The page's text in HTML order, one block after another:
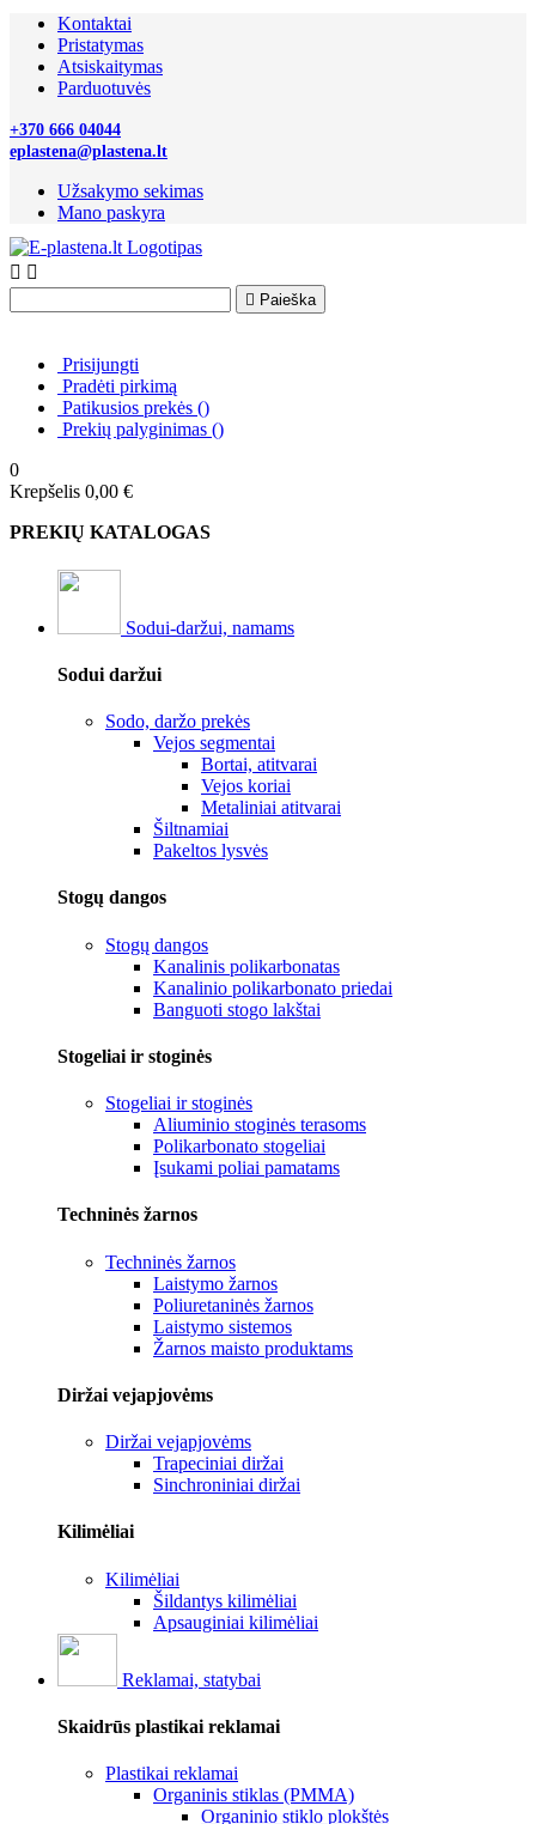
Kontaktai
Pristatymas
Atsiskaitymas
Parduotuvės
+370 666 04044
eplastena@plastena.lt
Užsakymo sekimas
Mano paskyra
 
 Paieška
Prisijungti
Pradėti pirkimą
Patikusios prekės ()
Prekių palyginimas ()
0
Krepšelis 0,00 €
PREKIŲ KATALOGAS
Sodui-daržui, namams
Sodui daržui
Sodo, daržo prekės
Vejos segmentai
Bortai, atitvarai
Vejos koriai
Metaliniai atitvarai
Šiltnamiai
Pakeltos lysvės
Stogų dangos
Stogų dangos
Kanalinis polikarbonatas
Kanalinio polikarbonato priedai
Banguoti stogo lakštai
Stogeliai ir stoginės
Stogeliai ir stoginės
Aliuminio stoginės terasoms
Polikarbonato stogeliai
Įsukami poliai pamatams
Techninės žarnos
Techninės žarnos
Laistymo žarnos
Poliuretaninės žarnos
Laistymo sistemos
Žarnos maisto produktams
Diržai vejapjovėms
Diržai vejapjovėms
Trapeciniai diržai
Sinchroniniai diržai
Kilimėliai
Kilimėliai
Šildantys kilimėliai
Apsauginiai kilimėliai
Reklamai, statybai
Skaidrūs plastikai reklamai
Plastikai reklamai
Organinis stiklas (PMMA)
Organinio stiklo plokštės